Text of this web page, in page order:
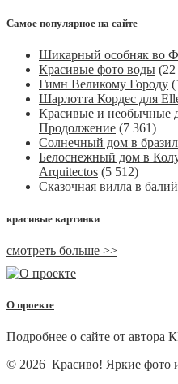
Самое популярное на сайте
Шикарный особняк во
Красивые фото воды (22
Гимн Великому Городу
Шарлотта Кордес для
Красивые и необычные
Продолжение (7 361)
Солнечный дом в
Белоснежный дом в
Arquitectos (5 512)
Сказочная вилла в
красивые картинки
смотреть больше >>
О проекте
Подробнее о сайте от
© 2026 Красиво! Яркие фото